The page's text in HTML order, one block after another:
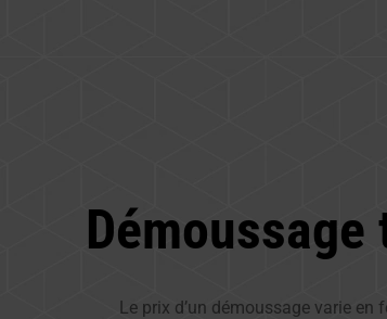
Le prix d’un démoussage varie